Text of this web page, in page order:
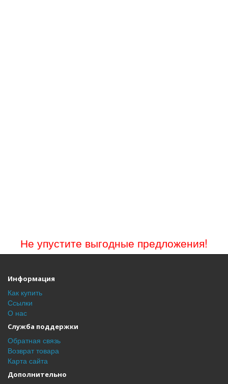
Не упустите выгодные предложения!
Информация
Как купить
Ссылки
О нас
Служба поддержки
Обратная связь
Возврат товара
Карта сайта
Дополнительно